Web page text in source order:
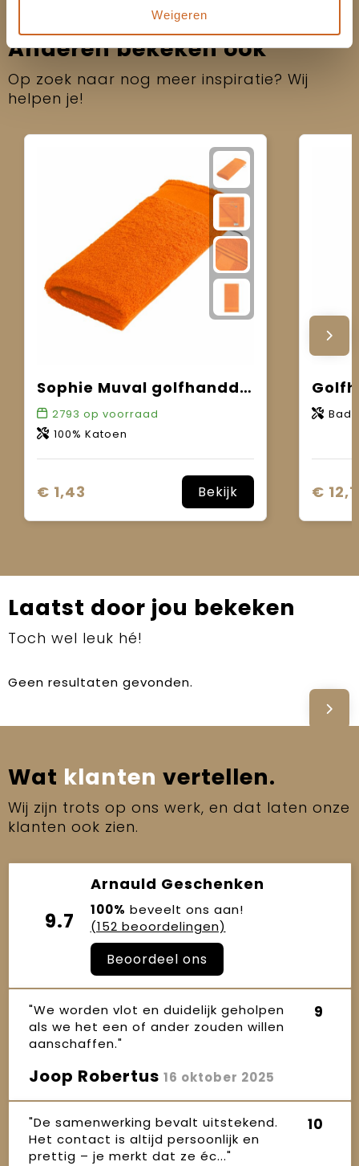
Weigeren
Anderen bekeken ook
Op zoek naar nog meer inspiratie? Wij
helpen je!
Sophie Muval golfhanddoek 55x30 cm, 450 gr/m²
2793 op voorraad
100% Katoen
€ 1,43 Bekijk €
Laatst door jou bekeken
Toch wel leuk hé!
Geen resultaten gevonden.
Wat klanten vertellen.
Wij zijn trots op ons werk, en dat laten onze
klanten ook zien.
9.7
Arnauld Geschenken
100% beveelt ons aan!
(152 beoordelingen)
Beoordeel ons
"We worden vlot en duidelijk geholpen
als we het een of ander zouden willen
aanschaffen."
9
Joop Robertus 16 oktober 2025
"De samenwerking bevalt uitstekend.
Het contact is altijd persoonlijk en
prettig – je merkt dat ze éc..."
10